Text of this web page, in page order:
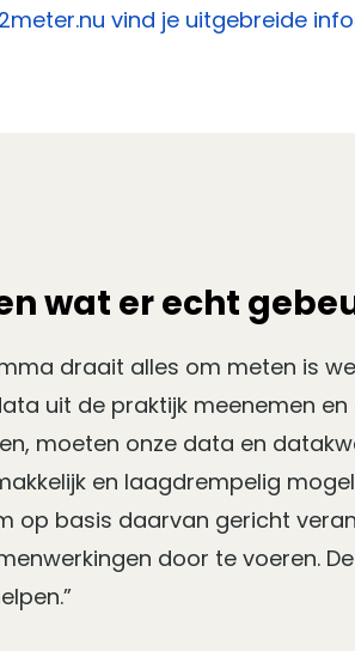
vind je uitgebreide
wat er echt
draait alles om meten is
uit de praktijk meenemen
moeten onze data en
en laagdrempelig
op basis daarvan gericht
door te voeren.